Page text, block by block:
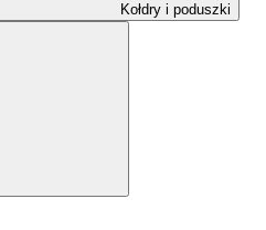
Kołdry i poduszki